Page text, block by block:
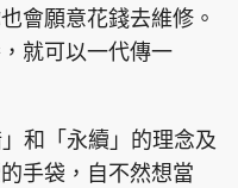
會願意花錢去維修。
就可以一代傳一
和「永續」的理念及
手袋，自不然想當